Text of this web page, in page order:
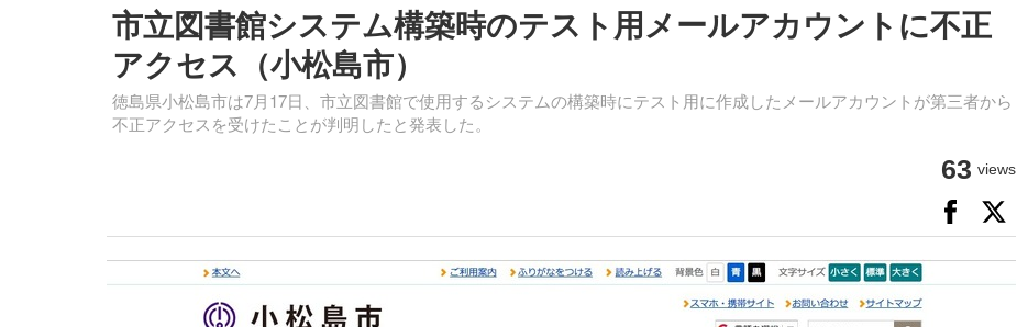
市立図書館システム構築時のテスト用メールアカウントに不正
アクセス（小松島市）
徳島県小松島市は7月17日、市立図書館で使用するシステムの構築時にテスト用に作成したメールアカウントが第三者から
不正アクセスを受けたことが判明したと発表した。
63 views